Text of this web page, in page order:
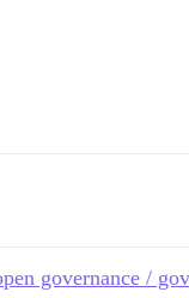
governance /